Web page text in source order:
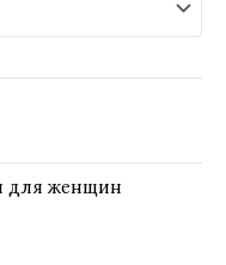
для женщин